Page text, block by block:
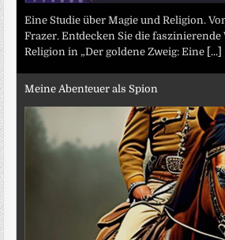
Eine Studie über Magie und Religion.
Frazer. Entdecken Sie die faszinierende
Religion in „Der goldene Zweig: Eine [...]
Meine Abenteuer als Spion